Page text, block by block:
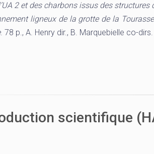
2 et des charbons issus des structures
ligneux de la grotte de la
. 78 p., A. Henry dir., B. Marquebielle co-dirs.
scientifique